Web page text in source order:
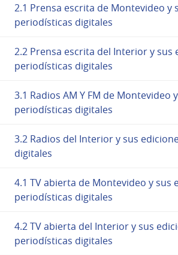
2.1 Prensa escrita de Montevideo y
periodísticas digitales
2.2 Prensa escrita del Interior y sus
periodísticas digitales
3.1 Radios AM Y FM de Montevideo
periodísticas digitales
3.2 Radios del Interior y sus
digitales
4.1 TV abierta de Montevideo y sus
periodísticas digitales
4.2 TV abierta del Interior y sus
periodísticas digitales